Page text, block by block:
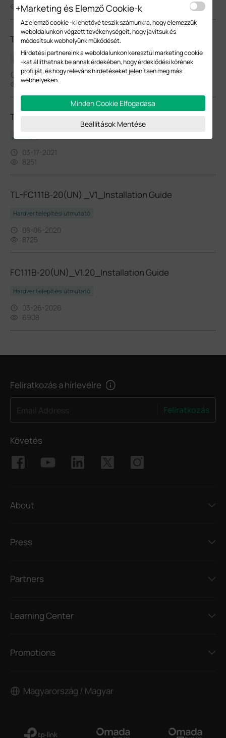
9164
TL-FC311B-20(UN)_V1_Datasheet
Adatlap
02-05-2021
9888
TL-FC111PB-20(UN)_V1_Datasheet
Adatlap
03-17-2021
8251
TL-FC111B-20(UN) _V1_Installation Guide
Hardver telepítési útmutató
08-06-2020
8725
FC111B-20(UN)_V1.20_Installation Guide
Hardver telepítési útmutató
03-26-2026
6908
Feliratkozás a hírlevélre
Feliratkozás
Követés
About
Press
Partners
Learning Center
Promotions
Magyarország / Magyar
Marketing és Elemző Cookie-k
Az elemző cookie -k lehetővé teszik számunkra, hogy elemezzük
weboldalunkon végzett tevékenységeit, hogy javítsuk és
módosítsuk webhelyünk működését.
Hirdetési partnereink a weboldalunkon keresztül marketing cookie
-kat állíthatnak be annak érdekében, hogy érdeklődési körének
profilját, és hogy releváns hirdetéseket jelenítsen meg más
webhelyeken.
Minden Cookie Elfogadása
Beállítások Mentése